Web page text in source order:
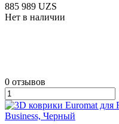
885 989 UZS
Нет в наличии
0 отзывов